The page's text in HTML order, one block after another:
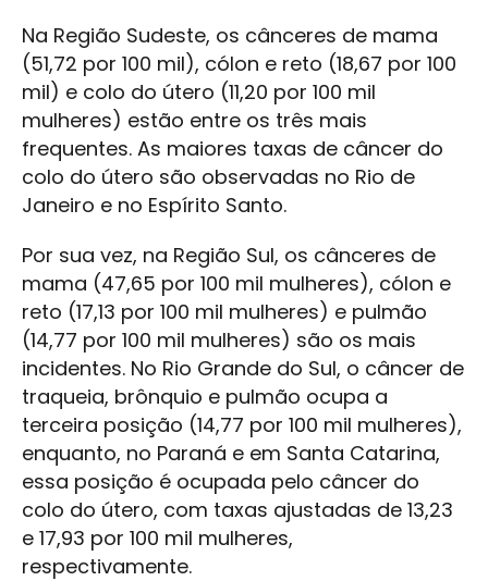
Na Região Sudeste, os cânceres de mama
(51,72 por 100 mil), cólon e reto (18,67 por 100
mil) e colo do útero (11,20 por 100 mil
mulheres) estão entre os três mais
frequentes. As maiores taxas de câncer do
colo do útero são observadas no Rio de
Janeiro e no Espírito Santo.
Por sua vez, na Região Sul, os cânceres de
mama (47,65 por 100 mil mulheres), cólon e
reto (17,13 por 100 mil mulheres) e pulmão
(14,77 por 100 mil mulheres) são os mais
incidentes. No Rio Grande do Sul, o câncer de
traqueia, brônquio e pulmão ocupa a
terceira posição (14,77 por 100 mil mulheres),
enquanto, no Paraná e em Santa Catarina,
essa posição é ocupada pelo câncer do
colo do útero, com taxas ajustadas de 13,23
e 17,93 por 100 mil mulheres,
respectivamente.